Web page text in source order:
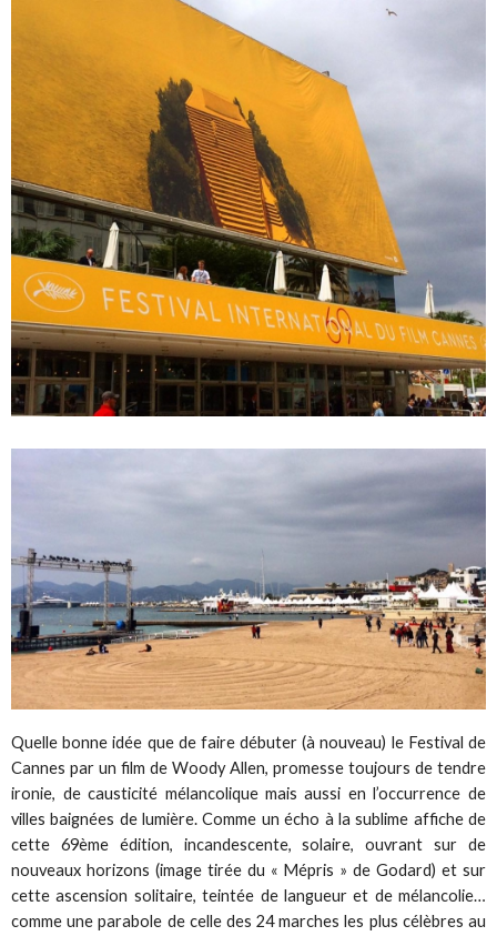
Quelle bonne idée que de faire débuter (à nouveau) le Festival de
Cannes par un film de Woody Allen, promesse toujours de tendre
ironie, de causticité mélancolique mais aussi en l’occurrence de
villes baignées de lumière. Comme un écho à la sublime affiche de
cette 69ème édition, incandescente, solaire, ouvrant sur de
nouveaux horizons (image tirée du « Mépris » de Godard) et sur
cette ascension solitaire, teintée de langueur et de mélancolie…
comme une parabole de celle des 24 marches les plus célèbres au